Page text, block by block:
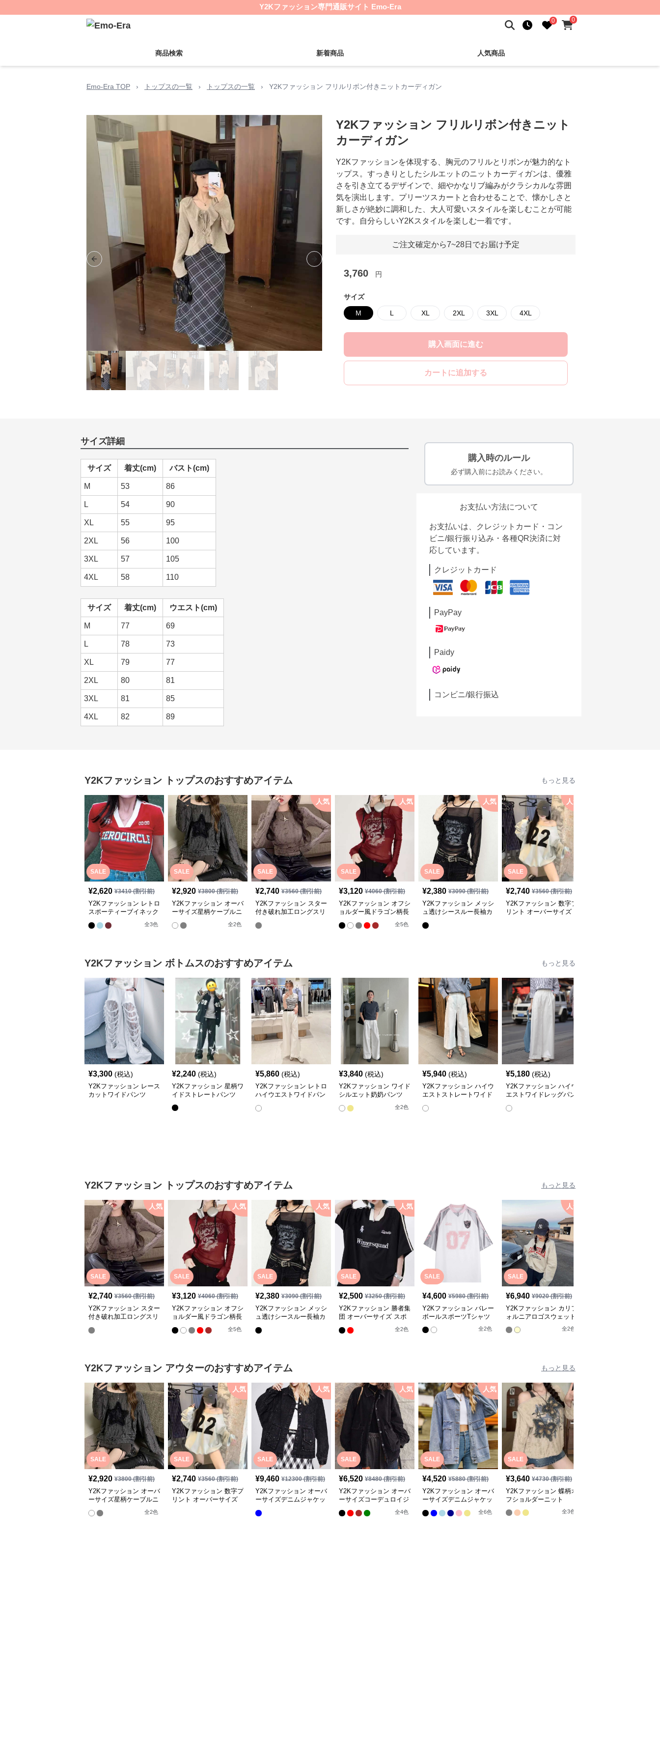
Y2Kファッション専門通販サイト Emo-Era
0 0
商品検索 新着商品 人気商品
Emo-Era TOP › トップスの一覧 › トップスの一覧 › Y2Kファッション フリルリボン付きニットカーディガン
Previous slide Next slide
Y2Kファッション フリルリボン付きニット
カーディガン
Y2Kファッションを体現する、胸元のフリルとリボンが魅力的なト
ップス。すっきりとしたシルエットのニットカーディガンは、優雅
さを引き立てるデザインで、細やかなリブ編みがクラシカルな雰囲
気を演出します。プリーツスカートと合わせることで、懐かしさと
新しさが絶妙に調和した、大人可愛いスタイルを楽しむことが可能
です。自分らしいY2Kスタイルを楽しむ一着です。
ご注文確定から7~28日でお届け予定
3,760 円
サイズ
M L XL 2XL 3XL 4XL
購入画面に進む
カートに追加する
サイズ詳細
サイズ 着丈(cm) バスト(cm)
M 53 86
L 54 90
XL 55 95
2XL 56 100
3XL 57 105
4XL 58 110
サイズ 着丈(cm) ウエスト(cm)
M 77 69
L 78 73
XL 79 77
2XL 80 81
3XL 81 85
4XL 82 89
購入時のルール
必ず購入前にお読みください。
お支払い方法について
お支払いは、クレジットカード・コン
ビニ/銀行振り込み・各種QR決済に対
応しています。
クレジットカード
PayPay
Paidy
コンビニ/銀行振込
Y2Kファッション トップスのおすすめアイテム もっと見る
SALE
¥2,620 ¥3410(割引前)
Y2Kファッション レトロ
スポーティーブイネック
全3色
SALE
¥2,920 ¥3800(割引前)
Y2Kファッション オーバ
ーサイズ星柄ケーブルニ
全2色
SALE
人気
¥2,740 ¥3560(割引前)
Y2Kファッション スター
付き破れ加工ロングスリ
SALE
人気
¥3,120 ¥4060(割引前)
Y2Kファッション オフシ
ョルダー風ドラゴン柄長
全5色
SALE
人気
¥2,380 ¥3090(割引前)
Y2Kファッション メッシ
ュ透けシースルー長袖カ
SALE
人気
¥2,740 ¥3560(割引前)
Y2Kファッション 数字プ
リント オーバーサイズ
Y2Kファッション ボトムスのおすすめアイテム もっと見る
¥3,300 (税込)
Y2Kファッション レース
カットワイドパンツ
¥2,240 (税込)
Y2Kファッション 星柄ワ
イドストレートパンツ
¥5,860 (税込)
Y2Kファッション レトロ
ハイウエストワイドパン
¥3,840 (税込)
Y2Kファッション ワイド
シルエット奶奶パンツ
全2色
¥5,940 (税込)
Y2Kファッション ハイウ
エストストレートワイド
¥5,180 (税込)
Y2Kファッション ハイウ
エストワイドレッグパン
Y2Kファッション トップスのおすすめアイテム もっと見る
SALE
人気
¥2,740 ¥3560(割引前)
Y2Kファッション スター
付き破れ加工ロングスリ
SALE
人気
¥3,120 ¥4060(割引前)
Y2Kファッション オフシ
ョルダー風ドラゴン柄長
全5色
SALE
人気
¥2,380 ¥3090(割引前)
Y2Kファッション メッシ
ュ透けシースルー長袖カ
SALE
人気
¥2,500 ¥3250(割引前)
Y2Kファッション 勝者集
団 オーバーサイズ スポ
全2色
SALE
¥4,600 ¥5980(割引前)
Y2Kファッション バレー
ボールスポーツTシャツ
全2色
SALE
人気
¥6,940 ¥9020(割引前)
Y2Kファッション カリフ
ォルニアロゴスウェット
全2色
Y2Kファッション アウターのおすすめアイテム もっと見る
SALE
¥2,920 ¥3800(割引前)
Y2Kファッション オーバ
ーサイズ星柄ケーブルニ
全2色
SALE
人気
¥2,740 ¥3560(割引前)
Y2Kファッション 数字プ
リント オーバーサイズ
SALE
人気
¥9,460 ¥12300(割引前)
Y2Kファッション オーバ
ーサイズデニムジャケッ
SALE
人気
¥6,520 ¥8480(割引前)
Y2Kファッション オーバ
ーサイズコーデュロイジ
全4色
SALE
人気
¥4,520 ¥5880(割引前)
Y2Kファッション オーバ
ーサイズデニムジャケッ
全6色
SALE
¥3,640 ¥4730(割引前)
Y2Kファッション 蝶柄オ
フショルダーニット
全3色